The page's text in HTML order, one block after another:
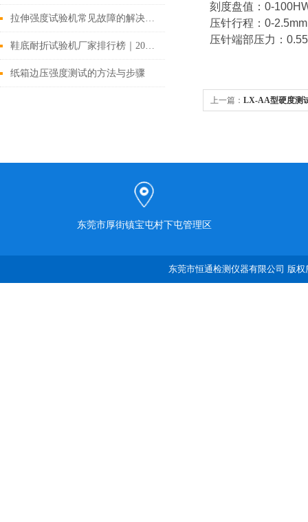
拉伸强度试验机常见故障的解决故障
鞋底耐折试验机厂家排行榜｜2026高性价比供应商精选
纸箱边压强度测试的方法与步骤
刻度盘值：0-
压针行程：0-2.5mm
压针端部压力：
上一篇： LX-AA型硬度测
东莞市厚街镇宝屯村下屯管理区
东莞市恒通检测仪器有限公司 版